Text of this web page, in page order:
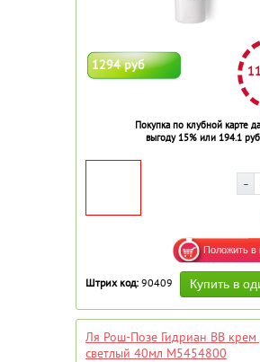
1294 руб
Покупка по клубной карте
выгоду 15% или 194.1 руб
Штрих код: 90409
Ля Рош-Позе Гидриан ВВ крем
светлый 40мл M5454800